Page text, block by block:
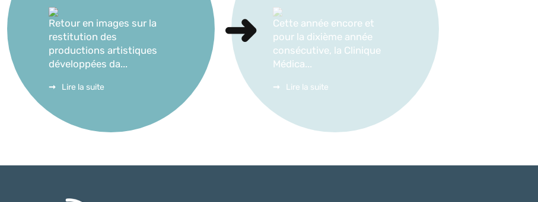
Retour en images sur la
restitution des
productions artistiques
développées da...
Lire la suite
Cette année encore et
pour la dixième année
consécutive, la Clinique
Médica...
Lire la suite